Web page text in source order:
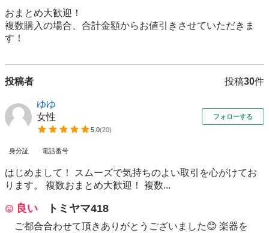
おまとめ大歓迎！
複数購入の場合、合計金額からお値引きさせていただきま
す！
投稿者 投稿30件
ゆゆ
女性
5.0(20)
フォローする
身分証 電話番号
はじめまして！ スムーズで気持ちのよい取引を心がけてお
ります。 複数おまとめ大歓迎！ 複数...
良い トミヤマ418
ご都合合わせて頂きありがとうございました😊 楽器を